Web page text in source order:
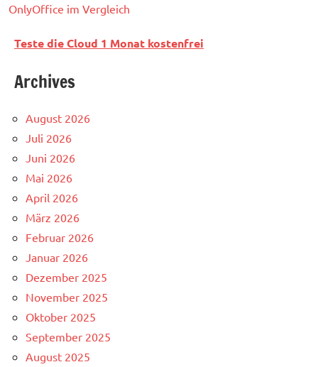
OnlyOffice im Vergleich
Teste die Cloud 1 Monat kostenfrei
Archives
August 2026
Juli 2026
Juni 2026
Mai 2026
April 2026
März 2026
Februar 2026
Januar 2026
Dezember 2025
November 2025
Oktober 2025
September 2025
August 2025